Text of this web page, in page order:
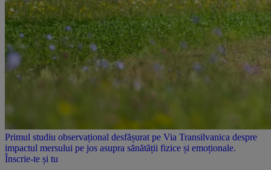
Primul studiu observațional desfășurat pe Via Transilvanica despre
impactul mersului pe jos asupra sănătății fizice și emoționale.
Înscrie-te și tu